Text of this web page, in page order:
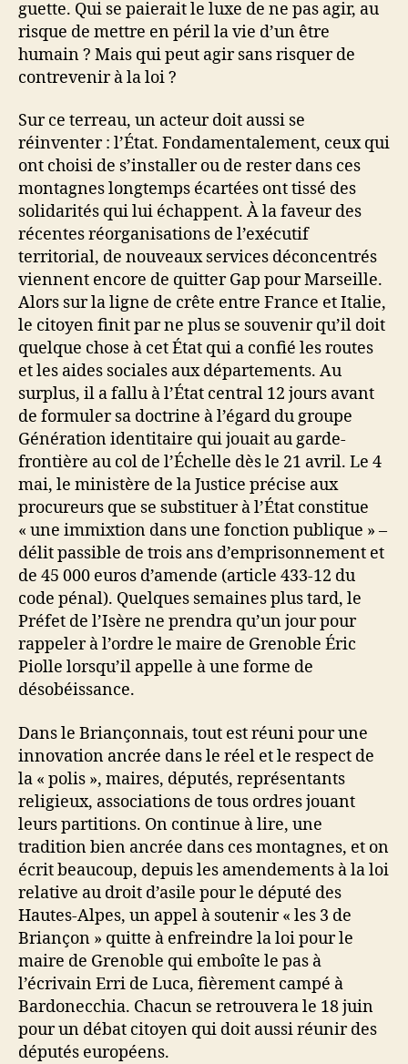
guette. Qui se paierait le luxe de ne pas agir, au
risque de mettre en péril la vie d’un être
humain ? Mais qui peut agir sans risquer de
contrevenir à la loi ?
Sur ce terreau, un acteur doit aussi se
réinventer : l’État. Fondamentalement, ceux qui
ont choisi de s’installer ou de rester dans ces
montagnes longtemps écartées ont tissé des
solidarités qui lui échappent. À la faveur des
récentes réorganisations de l’exécutif
territorial, de nouveaux services déconcentrés
viennent encore de quitter Gap pour Marseille.
Alors sur la ligne de crête entre France et Italie,
le citoyen finit par ne plus se souvenir qu’il doit
quelque chose à cet État qui a confié les routes
et les aides sociales aux départements. Au
surplus, il a fallu à l’État central 12 jours avant
de formuler sa doctrine à l’égard du groupe
Génération identitaire qui jouait au garde-
frontière au col de l’Échelle dès le 21 avril. Le 4
mai, le ministère de la Justice précise aux
procureurs que se substituer à l’État constitue
« une immixtion dans une fonction publique » –
délit passible de trois ans d’emprisonnement et
de 45 000 euros d’amende (article 433-12 du
code pénal). Quelques semaines plus tard, le
Préfet de l’Isère ne prendra qu’un jour pour
rappeler à l’ordre le maire de Grenoble Éric
Piolle lorsqu’il appelle à une forme de
désobéissance.
Dans le Briançonnais, tout est réuni pour une
innovation ancrée dans le réel et le respect de
la « polis », maires, députés, représentants
religieux, associations de tous ordres jouant
leurs partitions. On continue à lire, une
tradition bien ancrée dans ces montagnes, et on
écrit beaucoup, depuis les amendements à la loi
relative au droit d’asile pour le député des
Hautes-Alpes, un appel à soutenir « les 3 de
Briançon » quitte à enfreindre la loi pour le
maire de Grenoble qui emboîte le pas à
l’écrivain Erri de Luca, fièrement campé à
Bardonecchia. Chacun se retrouvera le 18 juin
pour un débat citoyen qui doit aussi réunir des
députés européens.